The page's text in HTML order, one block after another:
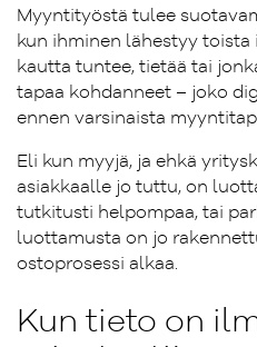
Myyntityöstä tulee
kun ihminen lähestyy toista
kautta tuntee, tietää tai
tapaa kohdanneet – joko
ennen varsinaista
Eli kun myyjä, ja ehkä
asiakkaalle jo tuttu, on
tutkitusti helpompaa, tai
luottamusta on jo
ostoprosessi alkaa.
Kun tieto on